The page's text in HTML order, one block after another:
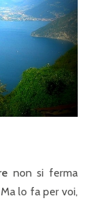
non si ferma
lo fa per voi,